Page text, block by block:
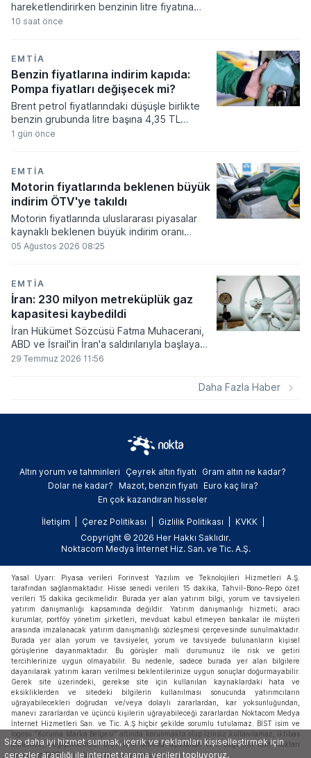
hareketlendirirken benzinin litre fiyatına
indirim beklenirken artış yansıtılması
dalgalanan küresel piyasalar, iç piyasadaki
akaryakıt tarifelerini doğrudan etkiliyor.
10 saat önce
EMTIA
Benzin fiyatlarına indirim kapıda:
Pompa fiyatları değişecek mi?
Brent petrol fiyatlarındaki düşüşle birlikte
benzin grubunda litre başına 4,35 TL
tutarında bir indirim yapılması gündeme
planlandığından, nihai kararın ardından
pompa fiyatlarına yansıyıp yansımayacağı
netlik kazanacak.
1 gün önce
EMTIA
Motorin fiyatlarında beklenen büyük
indirim ÖTV'ye takıldı
Motorin fiyatlarında uluslararası piyasalar
kaynaklı beklenen büyük indirim oranı
netleşirken, hesaplanan tutarın önemli bir
yansıyan nihai indirim tutarı 1 lira 5 kuruş
olarak belirlendi.
05 Ağustos 2026 08:25
EMTIA
İran: 230 milyon metreküplük gaz
kapasitesi kaybedildi
İran Hükümet Sözcüsü Fatma Muhacerani,
ABD ve İsrail'in İran'a saldırılarıyla başlayan
son savaşta ülkenin günlük 230 milyon
29 Temmuz 2026 11:56
Daha Fazla Haber
Altın yorum ve tahminleri Çeyrek altın fiyatı
Gram altın ne kadar?
Dolar ne kadar?
Mazot, benzin fiyatı
Euro kaç lira?
En çok kazandıran hisseler
İletişim Çerez Politikası Gizlilik Politikası
KVKK
Copyright © 2026 Her Hakkı Saklıdır.
Noktacom Medya İnternet Hiz. San. ve Tic. A.Ş.
Yasal Uyarı: Piyasa verileri Forinvest Yazılım ve Teknolojileri Hizmetleri A.Ş.
tarafından sağlanmaktadır. Hisse senedi verileri 15 dakika, Tahvil-Bono-Repo özet
verileri 15 dakika gecikmelidir. Burada yer alan yatırım bilgi, yorum ve tavsiyeleri
yatırım danışmanlığı kapsamında değildir. Yatırım danışmanlığı hizmeti; aracı
kurumlar, portföy yönetim şirketleri, mevduat kabul etmeyen bankalar ile müşteri
arasında imzalanacak yatırım danışmanlığı sözleşmesi çerçevesinde sunulmaktadır.
Burada yer alan yorum ve tavsiyeler, yorum ve tavsiyede bulunanların kişisel
görüşlerine dayanmaktadır. Bu görüşler mali durumunuz ile risk ve getiri
tercihlerinize uygun olmayabilir. Bu nedenle, sadece burada yer alan bilgilere
dayanılarak yatırım kararı verilmesi beklentilerinize uygun sonuçlar doğurmayabilir.
Gerek site üzerindeki, gerekse site için kullanılan kaynaklardaki hata ve
eksikliklerden ve sitedeki bilgilerin kullanılması sonucunda yatırımcıların
uğrayabilecekleri doğrudan ve/veya dolaylı zararlardan, kar yoksunluğundan,
manevi zararlardan ve üçüncü kişilerin uğrayabileceği zararlardan Noktacom Medya
İnternet Hizmetleri San. ve Tic. A.Ş hiçbir şekilde sorumlu tutulamaz. BİST isim ve
logosu "Koruma Marka Belgesi" altında korunmakta olup izinsiz kullanılamaz, iktibas
edilemez, değiştirilemez. BİST ismi altında açıklanan tüm bilgilerin telif hakları
tamamen BİST'e ait olup, tekrar yayınlanamaz.
Size daha iyi hizmet sunmak, içerik ve reklamları kişiselleştirmek için
çerezler aracılığı ile internet tarama verileri topluyoruz.